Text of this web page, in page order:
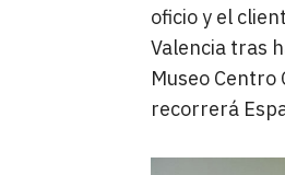
oficio y el
Valencia tras
Museo Centro
recorrerá